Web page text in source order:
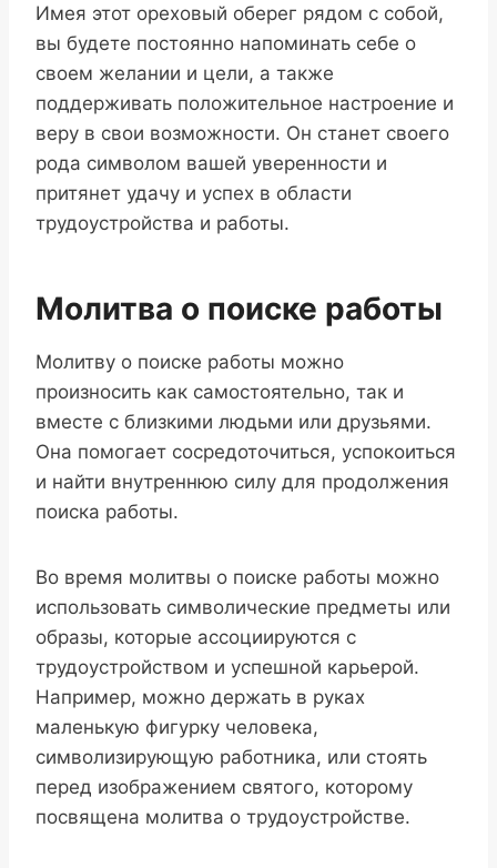
Имея этот ореховый оберег рядом с собой,
вы будете постоянно напоминать себе о
своем желании и цели, а также
поддерживать положительное настроение и
веру в свои возможности. Он станет своего
рода символом вашей уверенности и
притянет удачу и успех в области
трудоустройства и работы.
Молитва о поиске работы
Молитву о поиске работы можно
произносить как самостоятельно, так и
вместе с близкими людьми или друзьями.
Она помогает сосредоточиться, успокоиться
и найти внутреннюю силу для продолжения
поиска работы.
Во время молитвы о поиске работы можно
использовать символические предметы или
образы, которые ассоциируются с
трудоустройством и успешной карьерой.
Например, можно держать в руках
маленькую фигурку человека,
символизирующую работника, или стоять
перед изображением святого, которому
посвящена молитва о трудоустройстве.